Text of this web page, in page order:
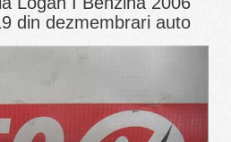
din dezmembrari auto